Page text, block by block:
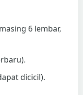
6 lembar,
dicicil).